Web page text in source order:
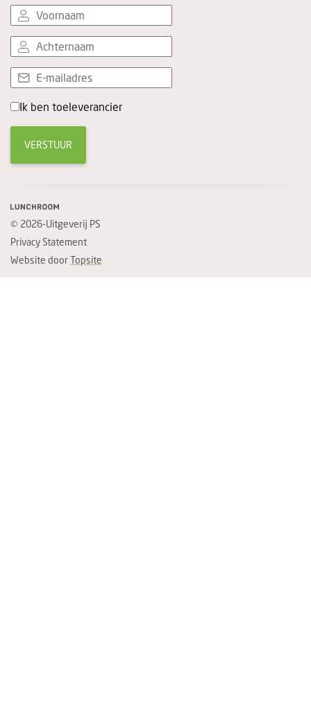
Ik ben toeleverancier
VERSTUUR
© 2026-Uitgeverij PS
Privacy Statement
Website doorTopsite